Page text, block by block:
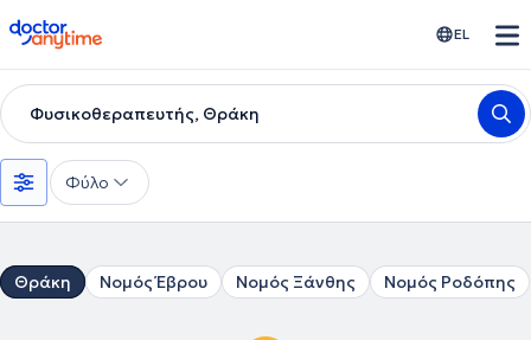
doctoranytime EL
Φυσικοθεραπευτής, Θράκη
Φύλο
Θράκη Νομός Έβρου Νομός Ξάνθης Νομός Ροδόπης